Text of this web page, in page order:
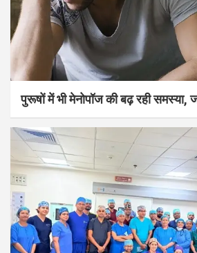
पुरूषों में भी मेनोपॉज की बढ़ रही समस्या,